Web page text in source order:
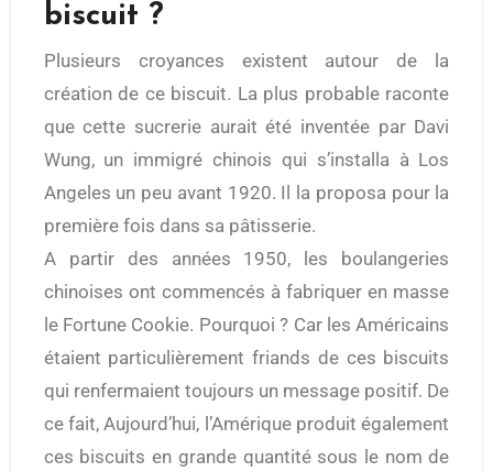
biscuit ?
Plusieurs croyances existent autour de la
création de ce biscuit. La plus probable raconte
que cette sucrerie aurait été inventée par Davi
Wung, un immigré chinois qui s’installa à Los
Angeles un peu avant 1920. Il la proposa pour la
première fois dans sa pâtisserie.
A partir des années 1950, les boulangeries
chinoises ont commencés à fabriquer en masse
le Fortune Cookie. Pourquoi ? Car les Américains
étaient particulièrement friands de ces biscuits
qui renfermaient toujours un message positif. De
ce fait, Aujourd’hui, l’Amérique produit également
ces biscuits en grande quantité sous le nom de